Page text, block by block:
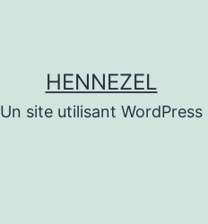
HENNEZEL
Un site utilisant WordPress